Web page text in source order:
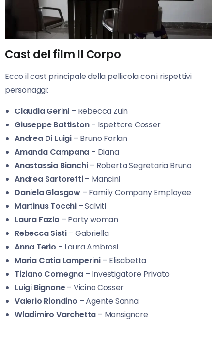
Cast del film Il Corpo
Ecco il cast principale della pellicola con i rispettivi
personaggi:
Claudia Gerini – Rebecca Zuin
Giuseppe Battiston– Ispettore Cosser
Andrea Di Luigi – Bruno Forlan
Amanda Campana – Diana
Anastassia Bianchi– Roberta Segretaria Bruno
Andrea Sartoretti– Mancini
Daniela Glasgow – Family Company Employee
Martinus Tocchi – Salviti
Laura Fazio – Party woman
Rebecca Sisti– Gabriella
Anna Terio – Laura Ambrosi
Maria Catia Lamperini– Elisabetta
Tiziano Comegna – Investigatore Privato
Luigi Bignone– Vicino Cosser
Valerio Riondino – Agente Sanna
Wladimiro Varchetta – Monsignore